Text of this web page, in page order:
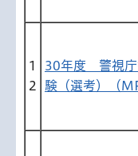
1
2
30年度 警視庁
験（選考）（